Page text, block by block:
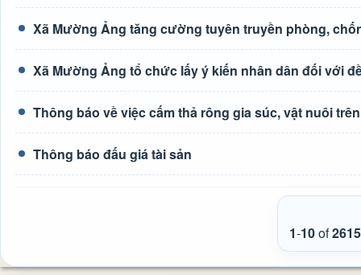
Xã Mường Ảng tăng cường tuyên truyền phòng,
Xã Mường Ảng tổ chức lấy ý kiến nhân dân đối với
Thông báo về việc cấm thả rông gia súc, vật nuôi
Thông báo đấu giá tài sản
1-10of2615